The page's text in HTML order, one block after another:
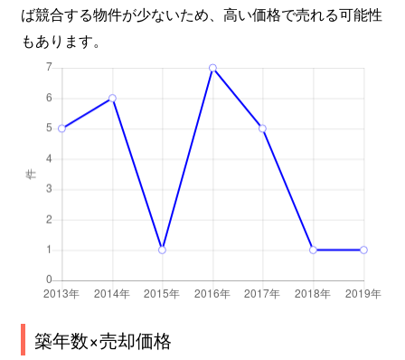
ば競合する物件が少ないため、高い価格で売れる可能性
もあります。
築年数×売却価格